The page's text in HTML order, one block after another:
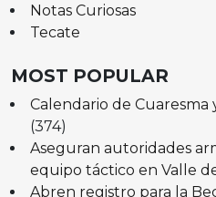
Notas Curiosas
Tecate
MOST POPULAR
Calendario de Cuaresma
(374)
Aseguran autoridades
equipo táctico en Valle
Abren registro para la